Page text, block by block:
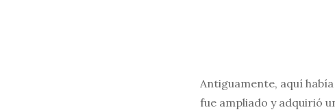
Antiguamente, aquí
fue ampliado y adquirió